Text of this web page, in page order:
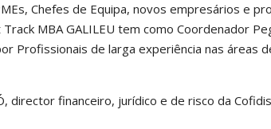
Chefes de Equipa, novos empresários e
MBA GALILEU tem como Coordenador
Profissionais de larga experiência nas áreas
director financeiro, jurídico e de risco da